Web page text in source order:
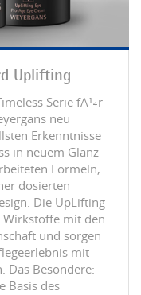
Uplifting
Serie fÃ¼r
neu
Erkenntnisse
in neuem Glanz
Formeln,
dosierten
Die UpLifting
mit den
und sorgen
mit
Das Besondere:
Basis des